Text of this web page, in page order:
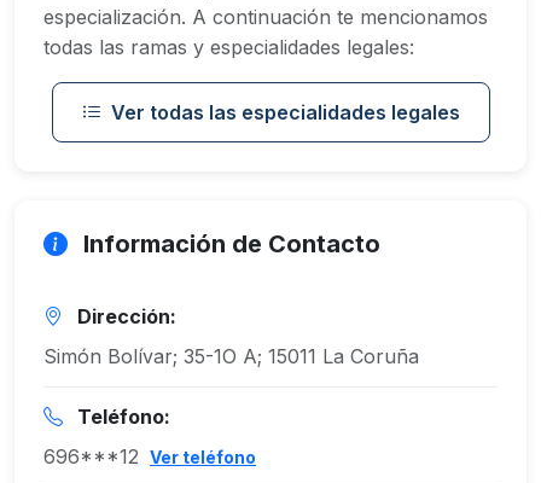
especialización. A continuación te mencionamos
todas las ramas y especialidades legales:
Ver todas las especialidades legales
Información de Contacto
Dirección:
Simón Bolívar; 35-1O A; 15011 La Coruña
Teléfono:
696***12 Ver teléfono